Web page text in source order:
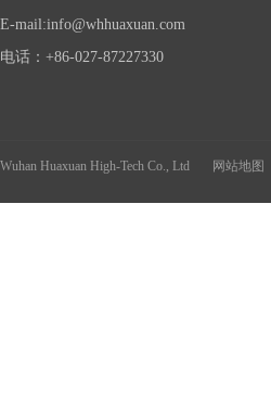
年
美
E-mail:info@whhuaxuan.com
电话：+86-027-87227330
Wuhan Huaxuan High-Tech Co., Ltd 网站地图